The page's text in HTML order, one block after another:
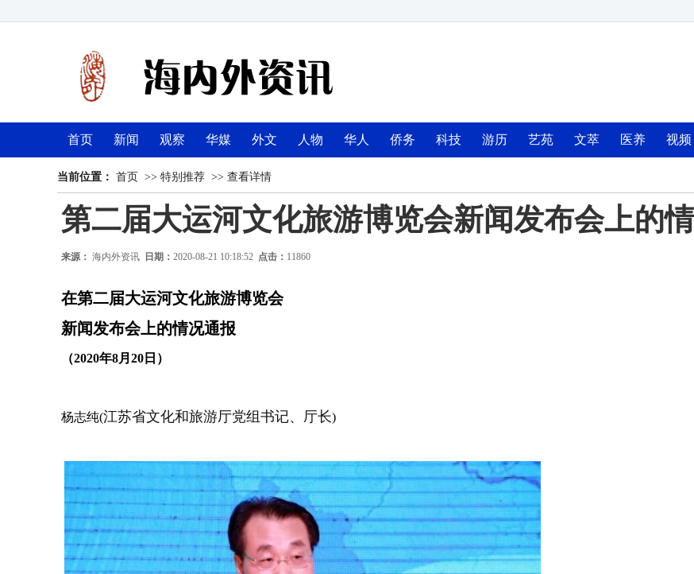
首页 新闻 观察 华媒 外文 人物 华人 侨务 科技 游历 艺苑 文萃 医养 视频
当前位置： 首页 >> 特别推荐 >> 查看详情
第二届大运河文化旅游博览会新闻发布会上的
来源： 海内外资讯 日期： 2020-08-21 10:18:52 点击： 11860
在第二届大运河文化旅游博览会
新闻发布会上的情况通报
（2020年8月 20 日）
杨志纯(江苏省文化和旅游厅党组书记、厅长)